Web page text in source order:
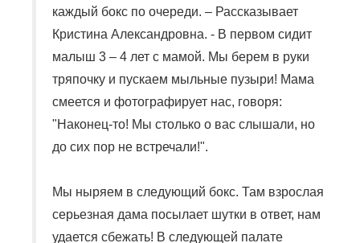
каждый бокс по очереди. – Рассказывает
Кристина Александровна. - В первом сидит
малыш 3 – 4 лет с мамой. Мы берем в руки
тряпочку и пускаем мыльные пузыри! Мама
смеется и фотографирует нас, говоря:
"Наконец-то! Мы столько о вас слышали, но
до сих пор не встречали!".
Мы ныряем в следующий бокс. Там взрослая
серьезная дама посылает шутки в ответ, нам
удается сбежать! В следующей палате